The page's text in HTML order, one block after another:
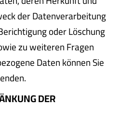
der Datenverarbeitung
oder Löschung
zu weiteren Fragen
Daten können Sie
DER